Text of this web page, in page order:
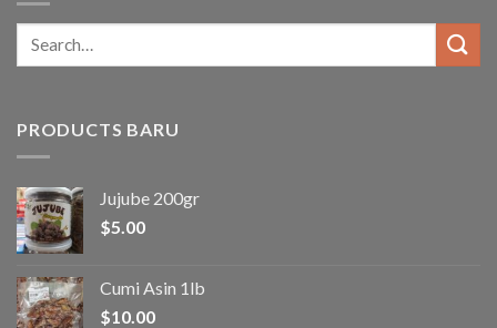
Search
PRODUCTS BARU
Jujube 200gr
$5.00
Cumi Asin 1lb
$10.00